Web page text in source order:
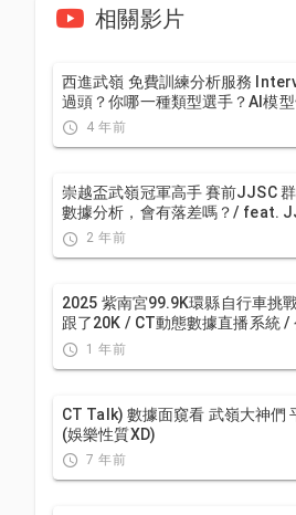
相關影片
西進武嶺 免費訓練分析服務
過頭？你哪一種類型選手？AI模
4 年前
崇越盃武嶺冠軍高手 賽前JJSC
數據分析，會有落差嗎？/ feat.
/公路車 / CT Yeh
2 年前
2025 紫南宮99.9K環縣自行車挑
跟
1 年前
CT Talk) 數據面窺看 武嶺大神們
(娛樂性質XD)
7 年前